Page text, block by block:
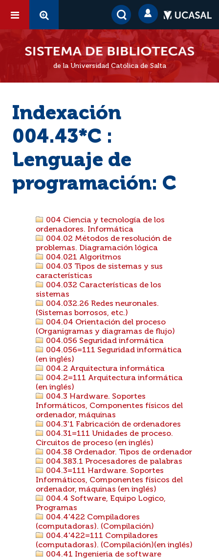
de la Universidad Católica de Salta
Indexación
004.43*C :
Lenguaje de
programación: C
004 Ciencia y tecnología de los
ordenadores. Informática
004.02 Métodos de resolución de
problemas. Diagramación lógica
004.021 Algoritmos
004.03 Tipos de sistemas y sus
características
004.032 Características de los
sistemas
004.032.26 Redes neuronales.
(Sistemas borrosos, etc.)
004.04 Orientación del proceso
(Organigramas y diagramas de flujo)
004.056 Seguridad informática
004.056=111 Seguridad informática
(en inglés)
004.2 Arquitectura informática
004.2=111 Arquitectura informática
(en inglés)
004.3 Hardware. Soportes
Informáticos, Componentes físicos del
ordenador, máquinas
004.3'1 Fabricación de ordenadores
004.31=111 Unidades de proceso.
Circuitos de proceso (en inglés)
004.38 Ordenador. Tipos de ordenador
004.383.1 Procesadores de palabras
004.3=111 Hardware. Soportes
Informáticos, Componentes físicos del
ordenador, máquinas (en inglés)
004.4 Software, Equipo Logico,
Programas
004.4'422 Compiladores
(computadoras). (Compilación)
004.4'422=111 Compiladores
(computadoras). (Compilación)(en inglés)
004.41 Ingenieria de software